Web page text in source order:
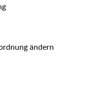
ändern